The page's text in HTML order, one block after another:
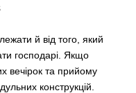
й від того, який
господарі. Якщо
вечірок та прийому
конструкцій.